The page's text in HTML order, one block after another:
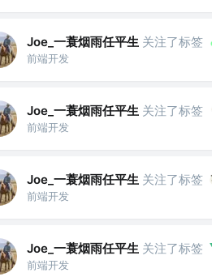
Joe_一蓑烟雨任平生 关注了标签
前端开发
Joe_一蓑烟雨任平生 关注了标签
前端开发
Joe_一蓑烟雨任平生 关注了标签
前端开发
Joe_一蓑烟雨任平生 关注了标签
前端开发